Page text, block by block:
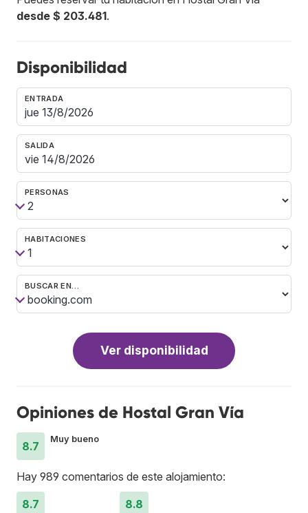
desde $ 203.481.
Disponibilidad
ENTRADA
SALIDA
PERSONAS
HABITACIONES
BUSCAR EN…
Ver disponibilidad
Opiniones de Hostal Gran Vía
8.7
Muy bueno
Hay 989 comentarios de este alojamiento:
8.7
8.8